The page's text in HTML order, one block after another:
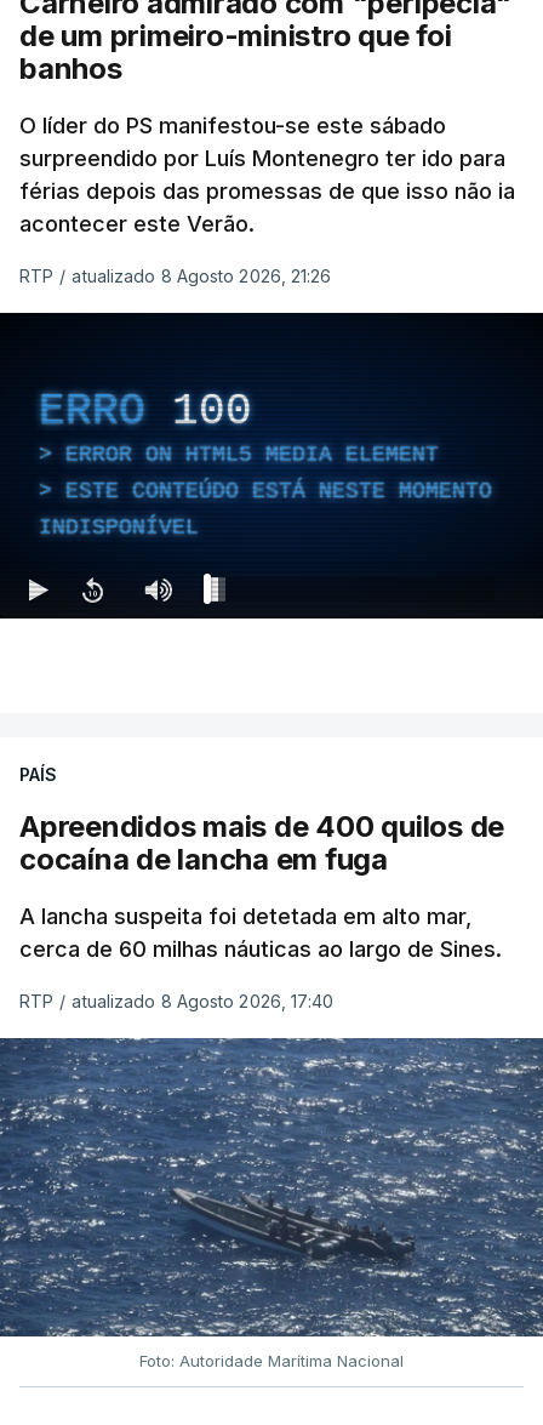
de um primeiro-ministro que foi
banhos
O líder do PS manifestou-se este sábado
surpreendido por Luís Montenegro ter ido para
férias depois das promessas de que isso não ia
acontecer este Verão.
RTP / atualizado 8 Agosto 2026, 21:26
ERRO 100
ERROR ON HTML5 MEDIA ELEMENT
ESTE CONTEÚDO ESTÁ NESTE MOMENTO
INDISPONÍVEL
PAÍS
Apreendidos mais de 400 quilos de
cocaína de lancha em fuga
A lancha suspeita foi detetada em alto mar,
cerca de 60 milhas náuticas ao largo de Sines.
RTP / atualizado 8 Agosto 2026, 17:40
Foto: Autoridade Marítima Nacional